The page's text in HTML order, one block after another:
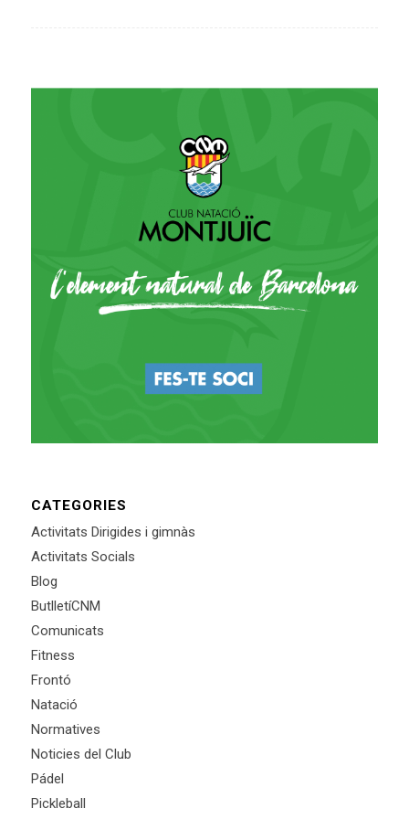
CATEGORIES
Activitats Dirigides i gimnàs
Activitats Socials
Blog
ButlletíCNM
Comunicats
Fitness
Frontó
Natació
Normatives
Noticies del Club
Pádel
Pickleball